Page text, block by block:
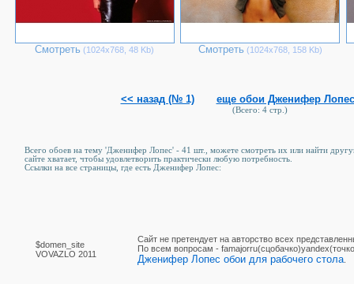
Смотреть (1024х768, 48 Kb) Смотреть (1024х768, 158 Kb)
<< назад (№ 1) еще обои Дженифер
(Всего: 4 стр.)
Всего обоев на тему 'Дженифер Лопес' - 41 шт., можете смотреть их или найти
сайте хватает, чтобы удовлетворить практически любую потребность.
Ссылки на все страницы, где есть Дженифер Лопес:
$domen_site
VOVAZLO 2011
Сайт не претендует на авторство всех
По вcем вопросам -
Дженифер Лопес обои для рабочего стола